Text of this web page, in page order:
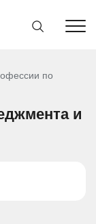
по
и